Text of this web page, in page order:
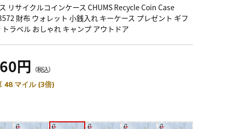
リサイクルコインケース CHUMS Recycle Coin Case
財布 ウォレット 小銭入れ キーケース プレゼント ギフ
トラベル おしゃれ キャンプ アウトドア
円 （税込）
48 マイル (3倍)